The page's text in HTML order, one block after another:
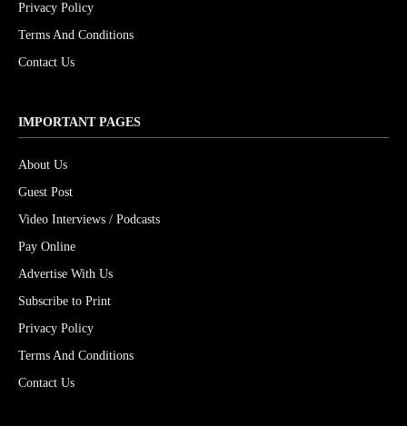
Privacy Policy
Terms And Conditions
Contact Us
IMPORTANT PAGES
About Us
Guest Post
Video Interviews / Podcasts
Pay Online
Advertise With Us
Subscribe to Print
Privacy Policy
Terms And Conditions
Contact Us